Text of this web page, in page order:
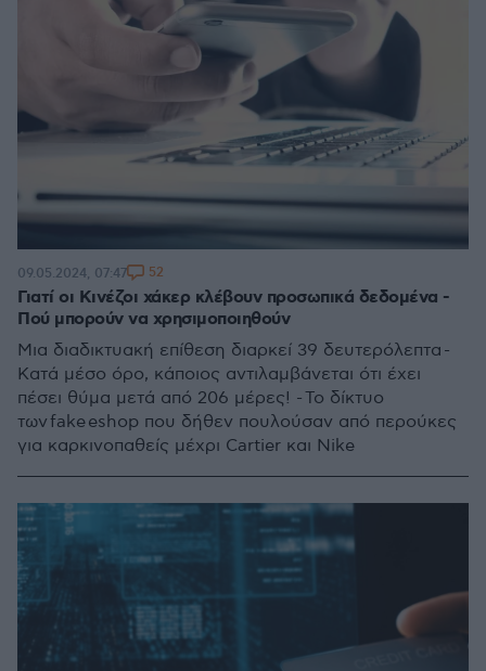
Γιατί οι Κινέζοι χάκερ κλέβουν προσωπικά δεδομένα -
Πού μπορούν να χρησιμοποιηθούν
Μια διαδικτυακή επίθεση διαρκεί 39 δευτερόλεπτα -
Κατά μέσο όρο, κάποιος αντιλαμβάνεται ότι έχει
πέσει θύμα μετά από 206 μέρες! - Το δίκτυο
των fake eshop που δήθεν πουλούσαν από περούκες
για καρκινοπαθείς μέχρι Cartier και Nike
09.05.2024, 07:47 52